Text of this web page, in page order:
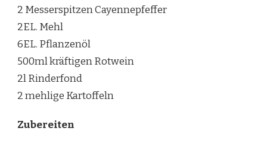
2 Messerspitzen Cayennepfeffer
2EL. Mehl
6EL. Pflanzenöl
500ml kräftigen Rotwein
2l Rinderfond
2 mehlige Kartoffeln
Zubereiten